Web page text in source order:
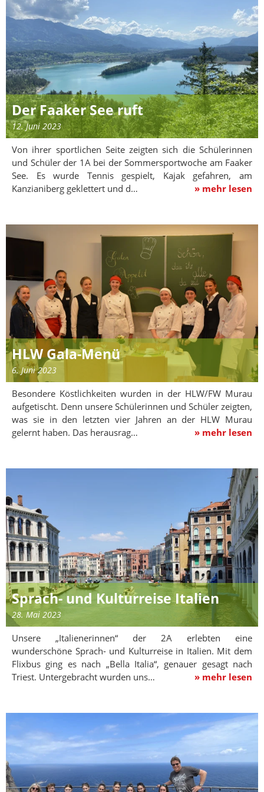
Der Faaker See ruft
12. Juni 2023
Von ihrer sportlichen Seite zeigten sich die Schülerinnen
und Schüler der 1A bei der Sommersportwoche am Faaker
See. Es wurde Tennis gespielt, Kajak gefahren, am
Kanzianiberg geklettert und d…
» mehr lesen
HLW Gala-Menü
6. Juni 2023
Besondere Köstlichkeiten wurden in der HLW/FW Murau
aufgetischt. Denn unsere Schülerinnen und Schüler zeigten,
was sie in den letzten vier Jahren an der HLW Murau
gelernt haben. Das herausrag…
» mehr lesen
Sprach- und Kulturreise Italien
28. Mai 2023
Unsere „Italienerinnen“ der 2A erlebten eine
wunderschöne Sprach- und Kulturreise in Italien. Mit dem
Flixbus ging es nach „Bella Italia“, genauer gesagt nach
Triest. Untergebracht wurden uns…
» mehr lesen